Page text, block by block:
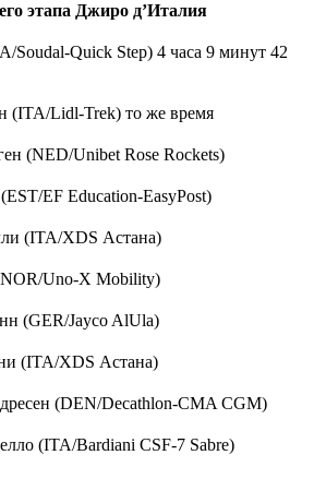
этапа Джиро д’Италия
Soudal-Quick Step) 4 часа 9 минут 42
(ITA/Lidl-Trek) то же время
(NED/Unibet Rose Rockets)
EF Education-EasyPost)
(ITA/XDS Астана)
Uno-X Mobility)
(GER/Jayco AlUla)
(ITA/XDS Астана)
(DEN/Decathlon-CMA CGM)
(ITA/Bardiani CSF-7 Sabre)